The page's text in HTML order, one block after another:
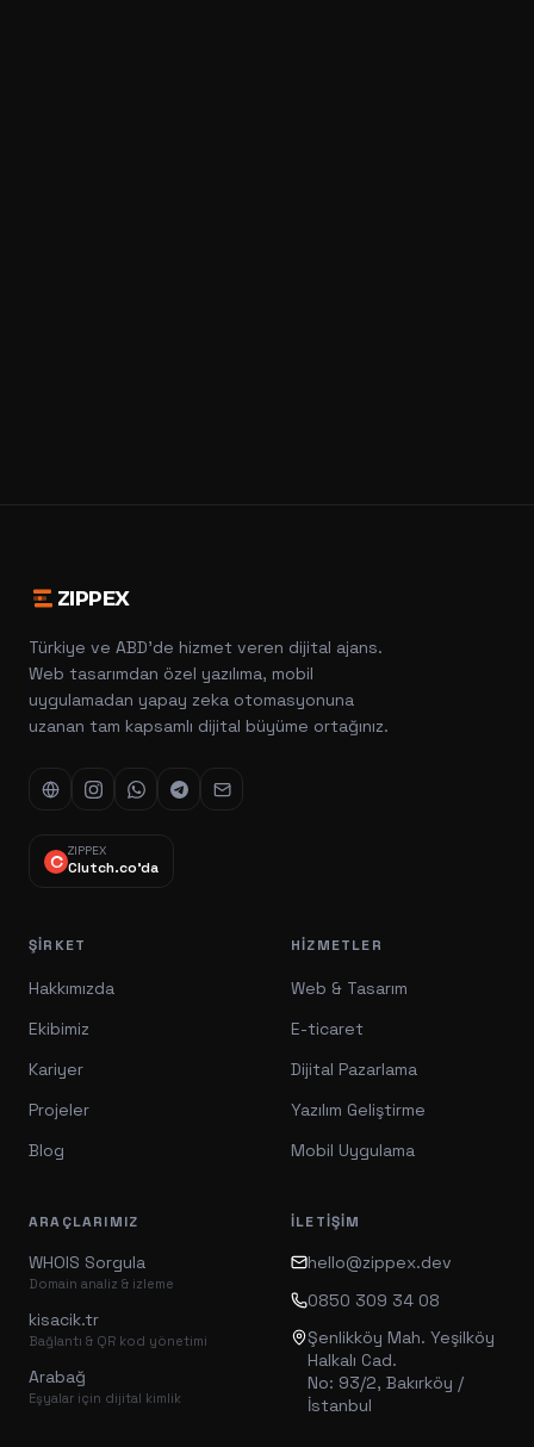
ZIPPEX
Türkiye ve ABD'de hizmet veren dijital ajans.
Web tasarımdan özel yazılıma, mobil
uygulamadan yapay zeka otomasyonuna
uzanan tam kapsamlı dijital büyüme ortağınız.
ZIPPEX
Clutch.co'da
ŞIRKET
Hakkımızda
Ekibimiz
Kariyer
Projeler
Blog
HIZMETLER
Web & Tasarım
E-ticaret
Dijital Pazarlama
Yazılım Geliştirme
Mobil Uygulama
ARAÇLARIMIZ
WHOIS Sorgula
Domain analiz & izleme
kisacik.tr
Bağlantı & QR kod yönetimi
Arabağ
Eşyalar için dijital kimlik
İLETIŞIM
hello@zippex.dev
0850 309 34 08
Şenlikköy Mah. Yeşilköy
Halkalı Cad.
No: 93/2, Bakırköy /
İstanbul